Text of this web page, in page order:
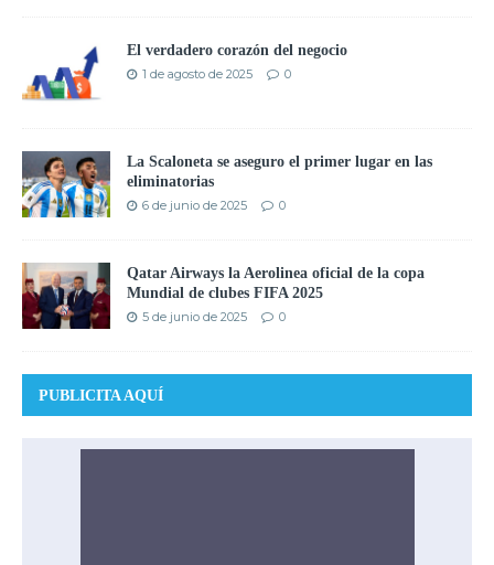
El verdadero corazón del negocio
1 de agosto de 2025 0
La Scaloneta se aseguro el primer lugar en las
eliminatorias
6 de junio de 2025 0
Qatar Airways la Aerolinea oficial de la copa
Mundial de clubes FIFA 2025
5 de junio de 2025 0
PUBLICITA AQUÍ